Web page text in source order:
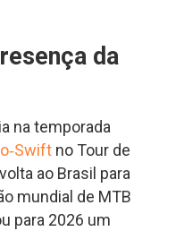
da
na temporada
no Tour de
ao Brasil para
mundial de MTB
para 2026 um